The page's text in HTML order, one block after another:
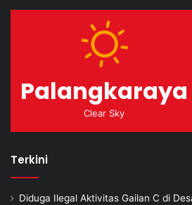
Palangkaraya
Clear Sky
Terkini
Diduga Ilegal Aktivitas Gailan C di